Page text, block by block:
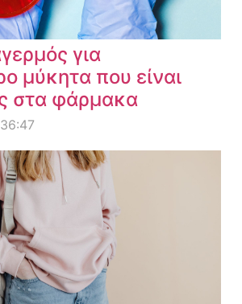
για
μύκητα που είναι
στα φάρμακα